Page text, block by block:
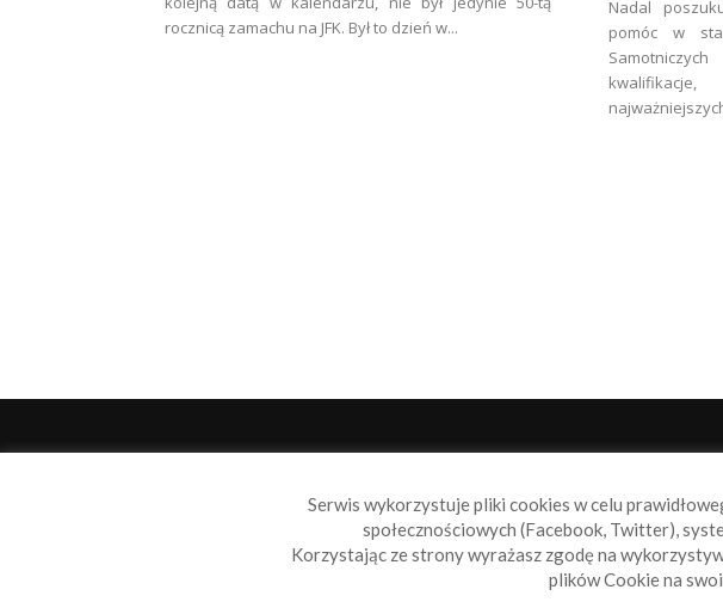
rocznicą zamachu na JFK. Był to dzień w...
Nadal
pomóc w
Sailbook.pl to miejsce dla
wiadomości ze świata
nie tylko.
Serwis wykorzystuje pliki cookies w celu
społecznościowych (Facebook, Twitter),
Korzystając ze strony wyrażasz zgodę na
plików Cookie na